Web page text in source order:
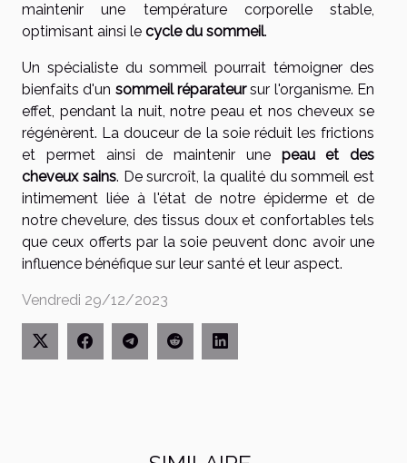
maintenir une température corporelle stable,
optimisant ainsi le cycle du sommeil.
Un spécialiste du sommeil pourrait témoigner des
bienfaits d'un sommeil réparateursur l'organisme. En
effet, pendant la nuit, notre peau et nos cheveux se
régénèrent. La douceur de la soie réduit les frictions
et permet ainsi de maintenir une peau et des
cheveux sains. De surcroît, la qualité du sommeil est
intimement liée à l'état de notre épiderme et de
notre chevelure, des tissus doux et confortables tels
que ceux offerts par la soie peuvent donc avoir une
influence bénéfique sur leur santé et leur aspect.
Vendredi 29/12/2023